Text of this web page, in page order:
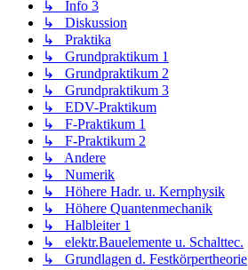
↳ Info 3
↳ Diskussion
↳ Praktika
↳ Grundpraktikum 1
↳ Grundpraktikum 2
↳ Grundpraktikum 3
↳ EDV-Praktikum
↳ F-Praktikum 1
↳ F-Praktikum 2
↳ Andere
↳ Numerik
↳ Höhere Hadr. u. Kernphysik
↳ Höhere Quantenmechanik
↳ Halbleiter 1
↳ elektr.Bauelemente u. Schalttec.
↳ Grundlagen d. Festkörpertheorie